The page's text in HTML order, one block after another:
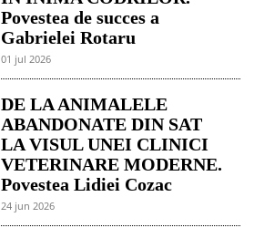
Povestea de succes a
Gabrielei Rotaru
01 jul 2026
DE LA ANIMALELE
ABANDONATE DIN SAT
LA VISUL UNEI CLINICI
VETERINARE MODERNE.
Povestea Lidiei Cozac
24 jun 2026